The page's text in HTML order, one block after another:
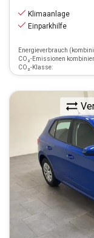
Klimaanlage
Einparkhilfe
Energieverbrauch
CO₂-Emissionen
CO₂-Klasse: